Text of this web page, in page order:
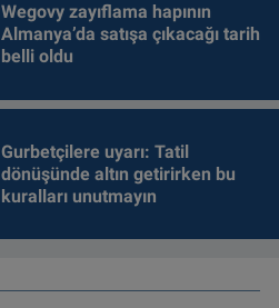
Wegovy zayıflama hapının
Almanya’da satışa çıkacağı tarih
belli oldu
Gurbetçilere uyarı: Tatil
dönüşünde altın getirirken bu
kuralları unutmayın